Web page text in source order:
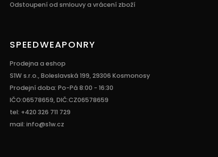
Odstoupení od smlouvy a vrácení zboží
SPEEDWEAPONRY
Prodejna a eshop
S1W s.r.o., Boleslavská 199, 29306 Kosmonosy
Prodejní doba: Po-Pá 8:00 - 16:30
IČO:06578659, DIČ:CZ06578659
tel: +420 326 711 729
mail: info@s1w.cz